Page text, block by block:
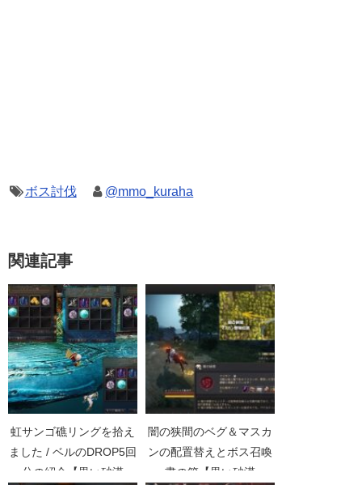
ボス討伐 @mmo_kuraha
関連記事
虹サンゴ礁リングを拾え
ました / ベルのDROP5回
分の紹介【黒い砂漠
闇の狭間のベグ＆マスカ
ンの配置替えとボス召喚
書の箱【黒い砂漠